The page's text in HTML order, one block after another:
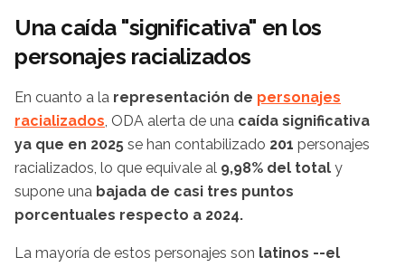
Una caída "significativa" en los
personajes racializados
En cuanto a la representación de personajes
racializados, ODA alerta de una caída significativa
ya que en 2025 se han contabilizado 201 personajes
racializados, lo que equivale al 9,98% del total y
supone una bajada de casi tres puntos
porcentuales respecto a 2024.
La mayoría de estos personajes son latinos --el